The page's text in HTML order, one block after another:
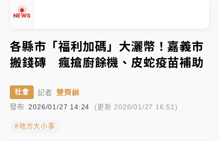
NEWS
有片｜
連根拔起
中颱白海豚風雨來了！中部以北防豪雨 今晚、明天影
響最劇烈
白海豚逼近！北市水門只出不進 未移置車輛最高罰
油價持續凍漲！ 中油宣布下周一汽柴油價格維持不變
各縣市「福利加碼」大灑幣！嘉義市
搬錢磚 瘋搶廚餘機、皮蛇疫苗補助
社會 記者 雙齊綝
發布 2026/01/27 14:24 (更新 2026/01/27 16:51)
#地方大小事